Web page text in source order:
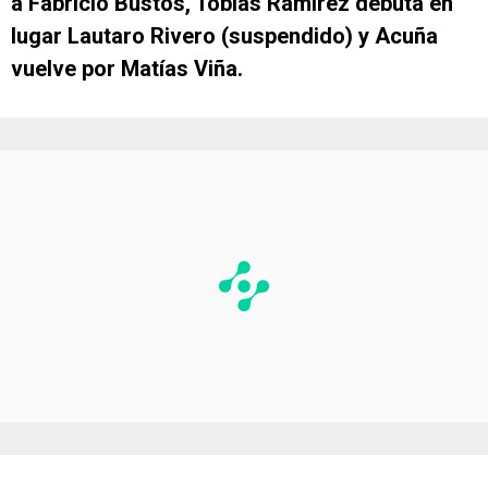
lugar Lautaro Rivero (suspendido) y Acuña
vuelve por Matías Viña.